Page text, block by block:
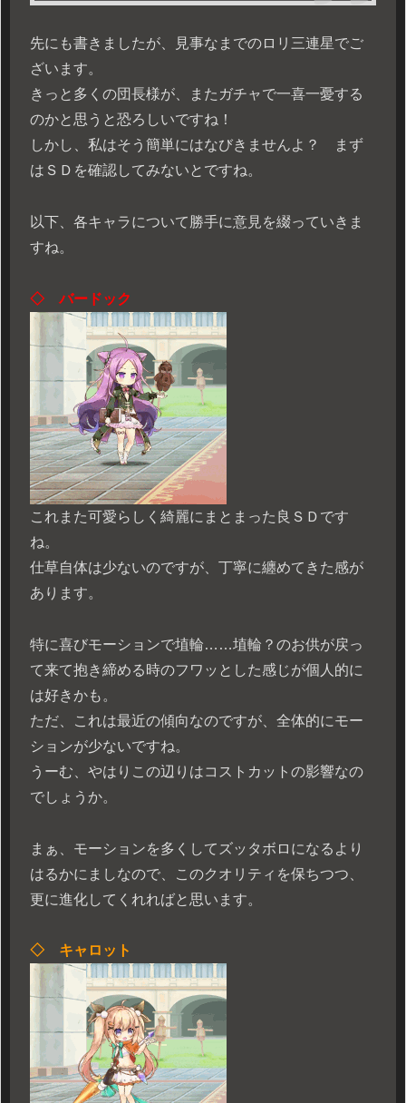
先にも書きましたが、見事なまでのロリ三連星でご
ざいます。
きっと多くの団長様が、またガチャで一喜一憂する
のかと思うと恐ろしいですね！
しかし、私はそう簡単にはなびきませんよ？ まず
はＳＤを確認してみないとですね。
以下、各キャラについて勝手に意見を綴っていきま
すね。
◇ バードック
これまた可愛らしく綺麗にまとまった良ＳＤです
ね。
仕草自体は少ないのですが、丁寧に纏めてきた感が
あります。
特に喜びモーションで埴輪……埴輪？のお供が戻っ
て来て抱き締める時のフワッとした感じが個人的に
は好きかも。
ただ、これは最近の傾向なのですが、全体的にモー
ションが少ないですね。
うーむ、やはりこの辺りはコストカットの影響なの
でしょうか。
まぁ、モーションを多くしてズッタボロになるより
はるかにましなので、このクオリティを保ちつつ、
更に進化してくれればと思います。
◇ キャロット